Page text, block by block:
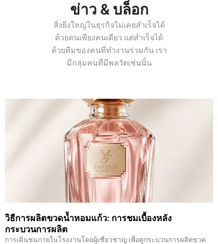
ข่าว & บล็อก
สิ่งยิ่งใหญ่ในธุรกิจไม่เคยสำเร็จได้
ด้วยคนเพียงคนเดียว แต่สำเร็จได้
ด้วยทีมของคนที่ทำงานร่วมกัน เรา
มีกลุ่มคนที่มีพลวัตเช่นนั้น
วิธีการผลิตขวดน้ำหอมแก้ว: การชมเบื้องหลัง
กระบวนการผลิต
การเดินชมภายในโรงงานโดยผู้เชี่ยวชาญ เพื่อดูกระบวนการผลิตขวด